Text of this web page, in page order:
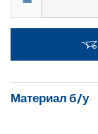
Материал б/у